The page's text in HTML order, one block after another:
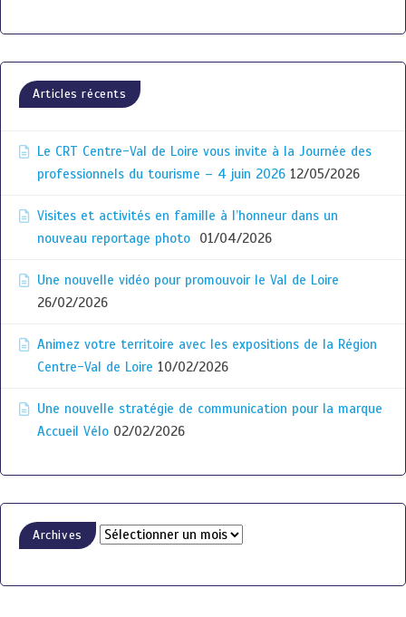
Articles récents
Le CRT Centre-Val de Loire vous invite à la Journée des
professionnels du tourisme – 4 juin 2026 12/05/2026
Visites et activités en famille à l’honneur dans un
nouveau reportage photo
01/04/2026
Une nouvelle vidéo pour promouvoir le Val de Loire
26/02/2026
Animez votre territoire avec les expositions de la Région
Centre-Val de Loire 10/02/2026
Une nouvelle stratégie de communication pour la marque
Accueil Vélo 02/02/2026
Archives